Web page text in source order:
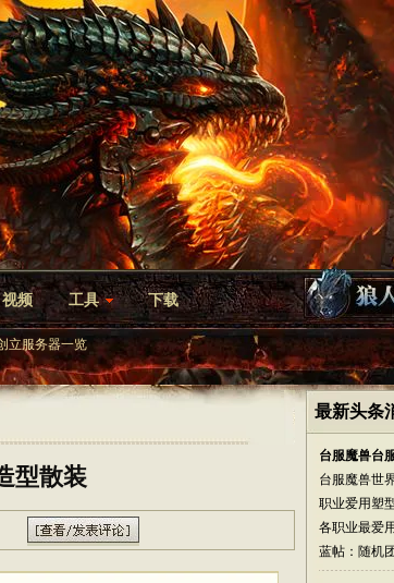
视频 工具 下载
立服务器一览
型散装
最新头条
台服魔兽台
台服魔兽世
职业爱用塑
各职业最爱
蓝帖：随机